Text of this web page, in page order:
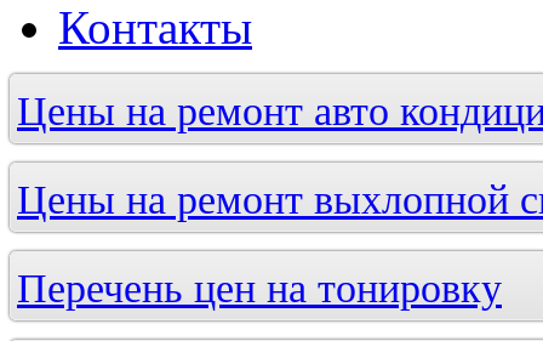
Контакты
Цены на ремонт авто
Цены на ремонт выхлопной
Перечень цен на тонировку